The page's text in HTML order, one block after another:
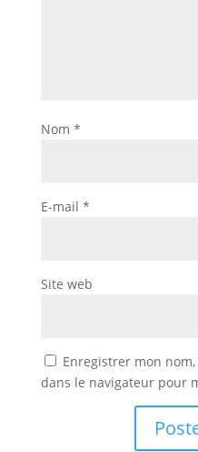
Nom *
E-mail *
Site web
Enregistrer mon
dans le navigateur pour